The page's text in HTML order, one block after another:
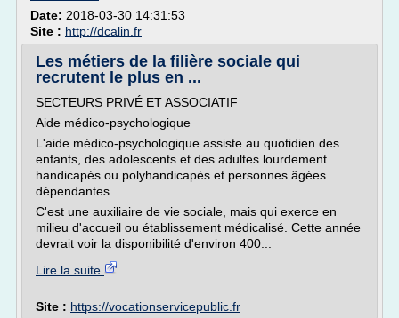
Date: 2018-03-30 14:31:53
Site : http://dcalin.fr
Les métiers de la filière sociale qui
recrutent le plus en ...
SECTEURS PRIVÉ ET ASSOCIATIF
Aide médico-psychologique
L'aide médico-psychologique assiste au quotidien des
enfants, des adolescents et des adultes lourdement
handicapés ou polyhandicapés et personnes âgées
dépendantes.
C'est une auxiliaire de vie sociale, mais qui exerce en
milieu d'accueil ou établissement médicalisé. Cette année
devrait voir la disponibilité d'environ 400...
Lire la suite
Site : https://vocationservicepublic.fr